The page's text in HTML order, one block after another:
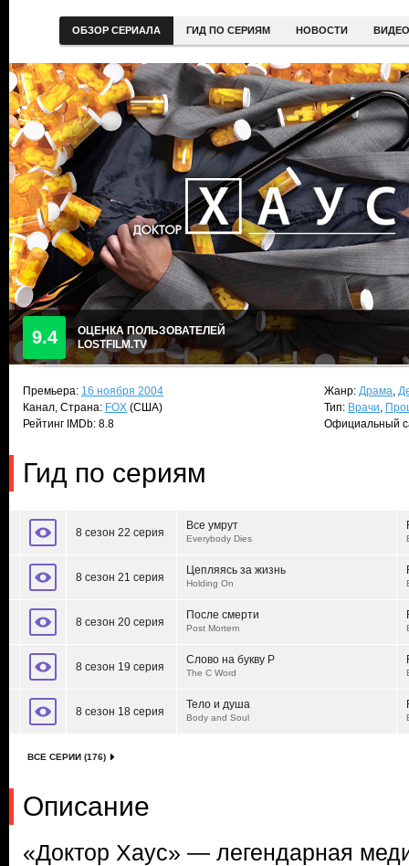
ОБЗОР СЕРИАЛА ГИД ПО СЕРИЯМ НОВОСТИ ВИДЕО
9.4
ОЦЕНКА ПОЛЬЗОВАТЕЛЕЙ
LOSTFILM.TV
Премьера: 16 ноября 2004
Канал, Страна: FOX (США)
Рейтинг IMDb: 8.8
Жанр: Драма,
Тип: Врачи,
Официальный
Гид по сериям
8 сезон 22 серия
Все умрут
Everybody Dies
8 сезон 21 серия
Цепляясь за жизнь
Holding On
8 сезон 20 серия
После смерти
Post Mortem
8 сезон 19 серия
Слово на букву Р
The C Word
8 сезон 18 серия
Тело и душа
Body and Soul
ВСЕ СЕРИИ (176)
Описание
«Доктор Хаус» — легендарная